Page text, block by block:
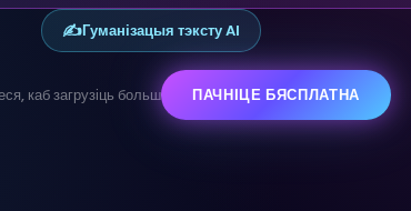
✍️Гуманізацыя тэксту AI
каб загрузіць больш ПАЧНІЦЕ БЯСПЛАТНА